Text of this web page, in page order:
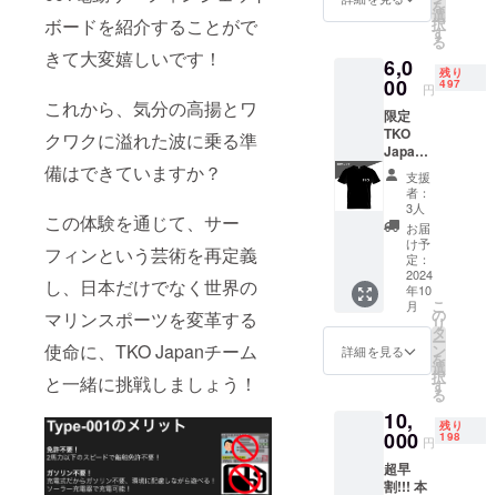
ボードを紹介することがで
きて大変嬉しいです！
これから、気分の高揚とワ
クワクに溢れた波に乗る準
備はできていますか？
この体験を通じて、サー
フィンという芸術を再定義
し、日本だけでなく世界の
マリンスポーツを変革する
使命に、TKO Japanチーム
と一緒に挑戦しましょう！
定ス
テッ
セット
(目安
11cmx
6cmと
7x3.5c
m) ・
TKO
Japan
からあ
なたへ
の感謝
の手紙
を
選
択
す
る
6,0
00 円
残り
497
限定
TKO
Japan T
シャツ
このリ
ターン
には以
下が含
まれま
す： ・
TKO
Japan
からあ
なたへ
の感謝
の手紙
ンプ
ファイ
ヤー限
定Tシャ
ツ サイ
支援
者：
3人
お届
け予
定：
2024
年10
月
詳細を見る
こ
の
リ
タ
ー
ン
を
選
択
す
る
10,
000 円
残り
198
超早
割!!! 本